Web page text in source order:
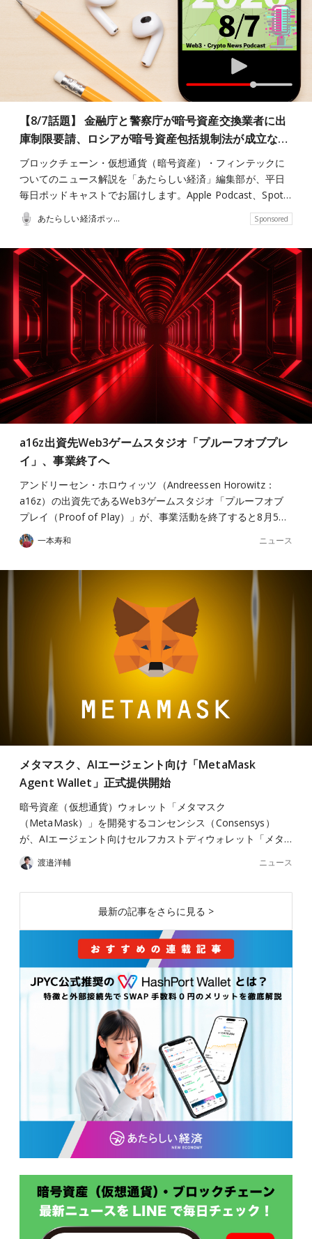
【8/7話題】 金融庁と警察庁が暗号資産交換業者に出
庫制限要請、ロシアが暗号資産包括規制法が成立な…
ブロックチェーン・仮想通貨（暗号資産）・フィンテックに
ついてのニュース解説を「あたらしい経済」編集部が、平日
毎日ポッドキャストでお届けします。Apple Podcast、Spot…
あたらしい経済ポッドキャスト Sponsored
a16z出資先Web3ゲームスタジオ「プルーフオブプレ
イ」、事業終了へ
アンドリーセン・ホロウィッツ（Andreessen Horowitz：
a16z）の出資先であるWeb3ゲームスタジオ「プルーフオブ
プレイ（Proof of Play）」が、事業活動を終了すると8月5…
一本寿和 ニュース
メタマスク、AIエージェント向け「MetaMask
Agent Wallet」正式提供開始
暗号資産（仮想通貨）ウォレット「メタマスク
（MetaMask）」を開発するコンセンシス（Consensys）
が、AIエージェント向けセルフカストディウォレット「メタ…
渡邉洋輔 ニュース
最新の記事をさらに見る >